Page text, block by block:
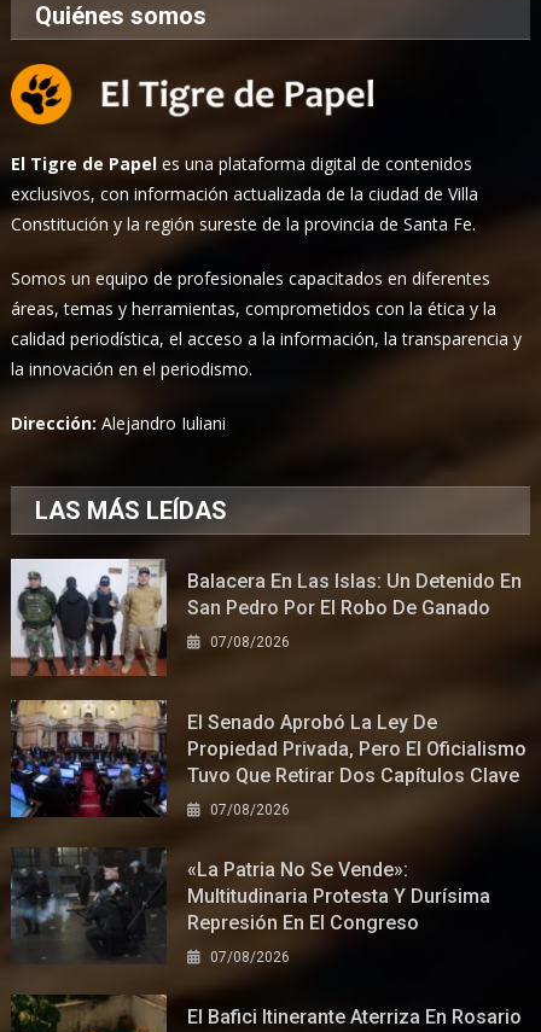
Quiénes somos
El Tigre de Papel es una plataforma digital de contenidos
exclusivos, con información actualizada de la ciudad de Villa
Constitución y la región sureste de la provincia de Santa Fe.
Somos un equipo de profesionales capacitados en diferentes
áreas, temas y herramientas, comprometidos con la ética y la
calidad periodística, el acceso a la información, la transparencia y
la innovación en el periodismo.
Dirección:Alejandro Iuliani
LAS MÁS LEÍDAS
Balacera En Las Islas: Un Detenido En
San Pedro Por El Robo De Ganado
07/08/2026
El Senado Aprobó La Ley De
Propiedad Privada, Pero El Oficialismo
Tuvo Que Retirar Dos Capítulos Clave
07/08/2026
«La Patria No Se Vende»:
Multitudinaria Protesta Y Durísima
Represión En El Congreso
07/08/2026
El Bafici Itinerante Aterriza En Rosario